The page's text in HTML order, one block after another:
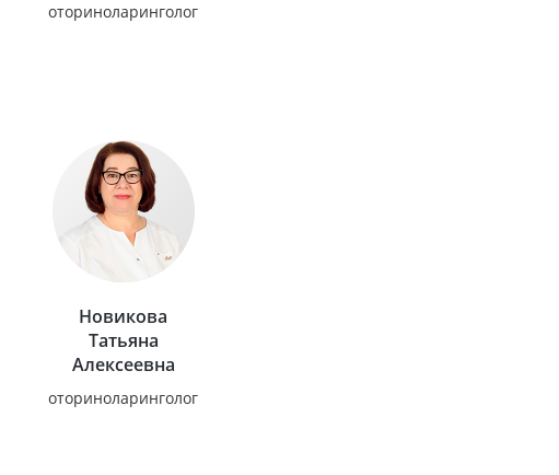
оториноларинголог
Новикова
Татьяна
Алексеевна
оториноларинголог